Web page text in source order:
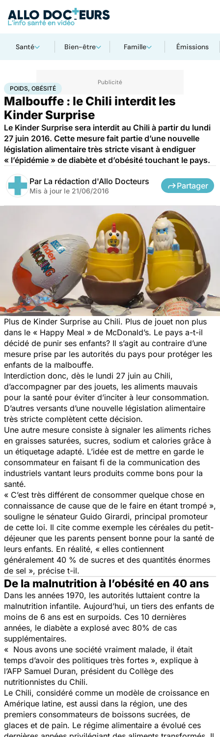
Santé Bien-être Famille Émissions
Accueil Bien-êtreNutrition Poids, obésité
POIDS, OBÉSITÉ
Malbouffe : le Chili interdit les
Kinder Surprise
Le Kinder Surprise sera interdit au Chili à partir du lundi
27 juin 2016. Cette mesure fait partie d’une nouvelle
législation alimentaire très stricte visant à endiguer
« l’épidémie » de diabète et d’obésité touchant le pays.
Par La rédaction d'Allo Docteurs
Mis à jour le 21/06/2016
Partager
Plus de Kinder Surprise au Chili. Plus de jouet non plus
dans le « Happy Meal » de McDonald’s. Le pays a-t-il
décidé de punir ses enfants? Il s’agit au contraire d’une
mesure prise par les autorités du pays pour protéger les
enfants de la malbouffe.
Interdiction donc, dès le lundi 27 juin au Chili,
d’accompagner par des jouets, les aliments mauvais
pour la santé pour éviter d’inciter à leur consommation.
D’autres versants d’une nouvelle législation alimentaire
très stricte complètent cette décision.
Une autre mesure consiste à signaler les aliments riches
en graisses saturées, sucres, sodium et calories grâce à
un étiquetage adapté. L’idée est de mettre en garde le
consommateur en faisant fi de la communication des
industriels vantant leurs produits comme bons pour la
santé.
« C’est très différent de consommer quelque chose en
connaissance de cause que de le faire en étant trompé »,
souligne le sénateur Guido Girardi, principal promoteur
de cette loi. Il cite comme exemple les céréales du petit-
déjeuner que les parents pensent bonne pour la santé de
leurs enfants. En réalité, « elles contiennent
généralement 40 % de sucres et des quantités énormes
de sel », précise t-il.
De la malnutrition à l’obésité en 40 ans
Dans les années 1970, les autorités luttaient contre la
malnutrition infantile. Aujourd’hui, un tiers des enfants de
moins de 6 ans est en surpoids. Ces 10 dernières
années, le diabète a explosé avec 80% de cas
supplémentaires.
« Nous avons une société vraiment malade, il était
temps d’avoir des politiques très fortes », explique à
l’AFP Samuel Duran, président du Collège des
nutritionnistes du Chili.
Le Chili, considéré comme un modèle de croissance en
Amérique latine, est aussi dans la région, une des
premiers consommateurs de boissons sucrées, de
glaces et de pain. Le régime alimentaire a évolué ces